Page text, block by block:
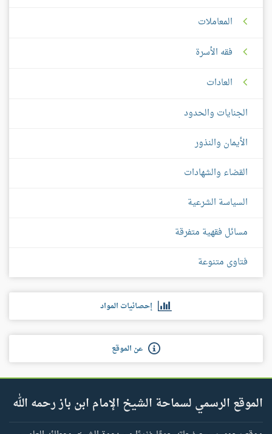
المعاملات
فقه الأسرة
العادات
الجنايات والحدود
الأيمان والنذور
القضاء والشهادات
السياسة الشرعية
مسائل فقهية متفرقة
فتاوى متنوعة
إحصائيات المواد
عن الموقع
الموقع الرسمي لسماحة الشيخ الإمام ابن باز رحمه الله